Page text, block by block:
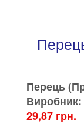
Перець
29,87